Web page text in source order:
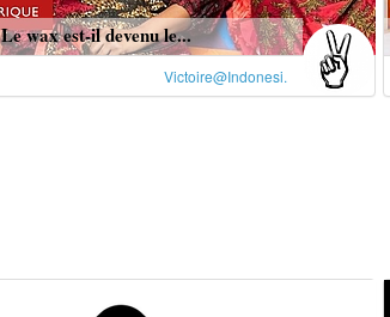
Le wax est-il devenu le...
Victoire@Indonesi.